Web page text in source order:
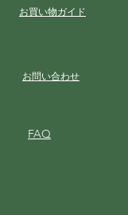
お買い物ガイド
お問い合わせ
FAQ